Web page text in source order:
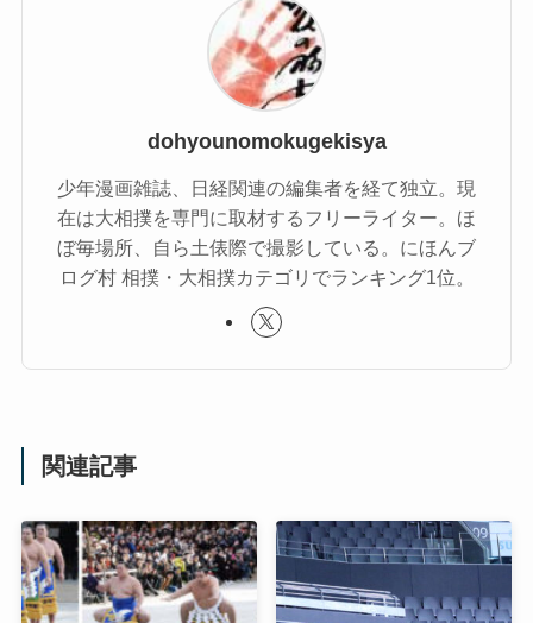
dohyounomokugekisya
少年漫画雑誌、日経関連の編集者を経て独立。現
在は大相撲を専門に取材するフリーライター。ほ
ぼ毎場所、自ら土俵際で撮影している。にほんブ
ログ村 相撲・大相撲カテゴリでランキング1位。
関連記事